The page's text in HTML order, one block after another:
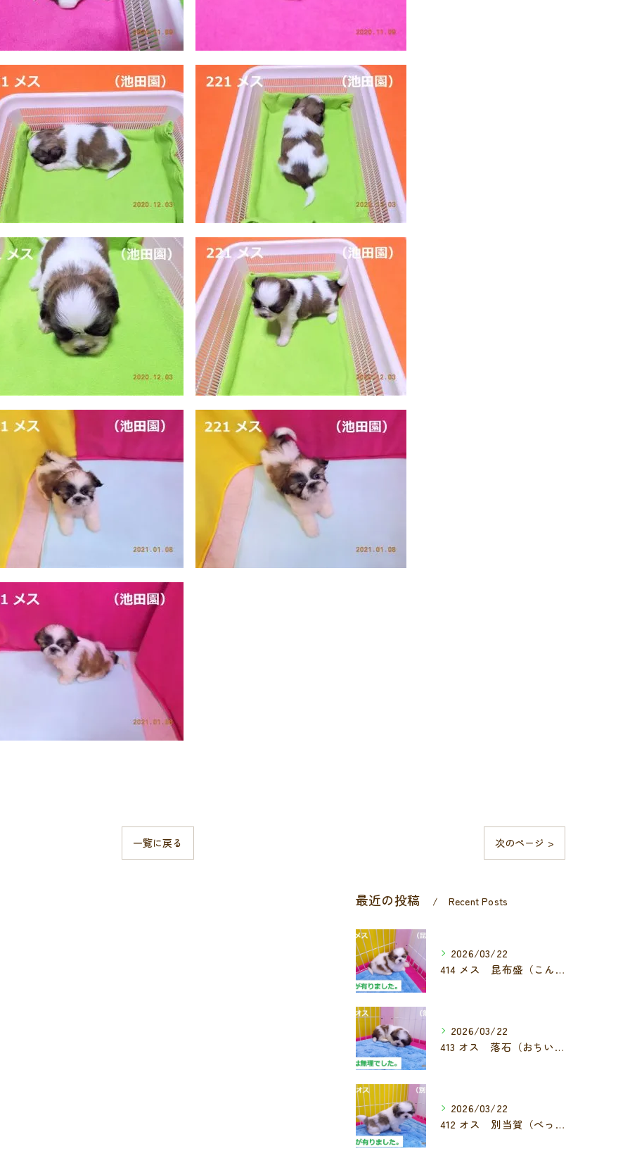
一覧に戻る 次のページ >
最近の投稿 Recent Posts
2026/03/22
414 メス 昆布盛（こんぶもり）
2026/03/22
413 オス 落石（おちいし）
2026/03/22
412 オス 別当賀（べっとが）